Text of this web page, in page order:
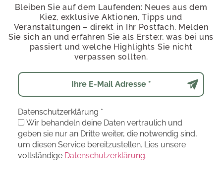
Bleiben Sie auf dem Laufenden: Neues aus dem
Kiez, exklusive Aktionen, Tipps und
Veranstaltungen – direkt in Ihr Postfach. Melden
Sie sich an und erfahren Sie als Erste:r, was bei uns
passiert und welche Highlights Sie nicht
verpassen sollten.
Datenschutzerklärung *
Wir behandeln deine Daten vertraulich und
geben sie nur an Dritte weiter, die notwendig sind,
um diesen Service bereitzustellen. Lies unsere
vollständige Datenschutzerklärung.